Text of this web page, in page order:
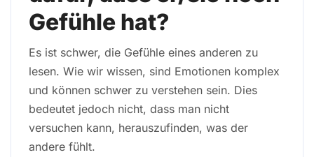
Gefühle hat?
Es ist schwer, die Gefühle eines anderen zu
lesen. Wie wir wissen, sind Emotionen komplex
und können schwer zu verstehen sein. Dies
bedeutet jedoch nicht, dass man nicht
versuchen kann, herauszufinden, was der
andere fühlt.